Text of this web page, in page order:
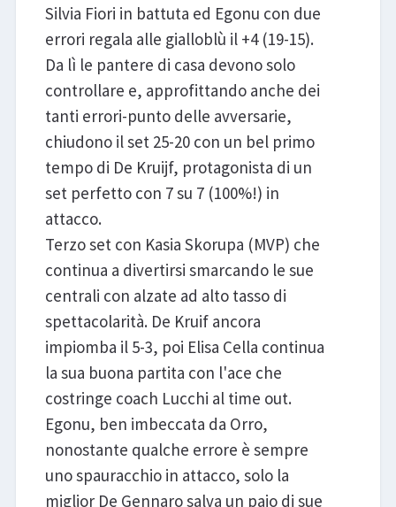
Silvia Fiori in battuta ed Egonu con due
errori regala alle gialloblù il +4 (19-15).
Da lì le pantere di casa devono solo
controllare e, approfittando anche dei
tanti errori-punto delle avversarie,
chiudono il set 25-20 con un bel primo
tempo di De Kruijf, protagonista di un
set perfetto con 7 su 7 (100%!) in
attacco.
Terzo set con Kasia Skorupa (MVP) che
continua a divertirsi smarcando le sue
centrali con alzate ad alto tasso di
spettacolarità. De Kruif ancora
impiomba il 5-3, poi Elisa Cella continua
la sua buona partita con l'ace che
costringe coach Lucchi al time out.
Egonu, ben imbeccata da Orro,
nonostante qualche errore è sempre
uno spauracchio in attacco, solo la
miglior De Gennaro salva un paio di sue